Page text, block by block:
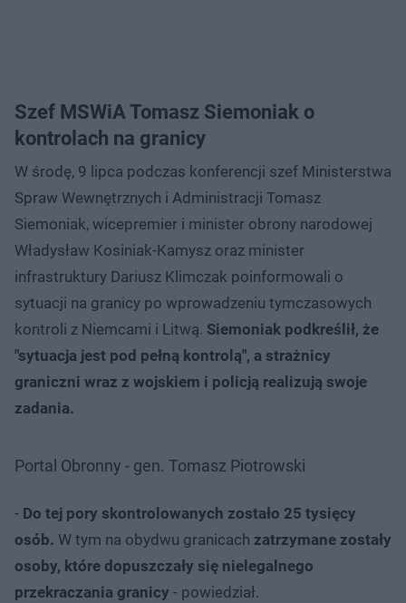
Szef MSWiA Tomasz Siemoniak o
kontrolach na granicy
W środę, 9 lipca podczas konferencji szef Ministerstwa
Spraw Wewnętrznych i Administracji Tomasz
Siemoniak, wicepremier i minister obrony narodowej
Władysław Kosiniak-Kamysz oraz minister
infrastruktury Dariusz Klimczak poinformowali o
sytuacji na granicy po wprowadzeniu tymczasowych
kontroli z Niemcami i Litwą. Siemoniak podkreślił, że
"sytuacja jest pod pełną kontrolą", a strażnicy
graniczni wraz z wojskiem i policją realizują swoje
zadania.
Portal Obronny - gen. Tomasz Piotrowski
- Do tej pory skontrolowanych zostało 25 tysięcy
osób. W tym na obydwu granicach zatrzymane zostały
osoby, które dopuszczały się nielegalnego
przekraczania granicy - powiedział.